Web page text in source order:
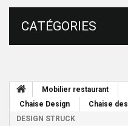
CATÉGORIES
Mobilier restaurant
Chaise Design
Chaise
DESIGN STRUCK